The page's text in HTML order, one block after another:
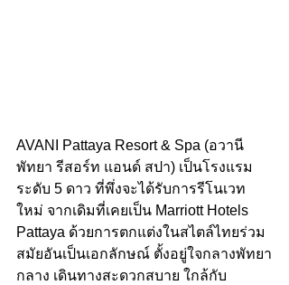
AVANI Pattaya Resort & Spa (อวานี
พัทยา รีสอร์ท แอนด์ สปา) เป็นโรงแรม
ระดับ 5 ดาว ที่พึ่งจะได้รับการรีโนเวท
ใหม่ จากเดิมที่เคยเป็น Marriott Hotels
Pattaya‎ ด้วยการตกแต่งในสไตล์ไทยร่วม
สมัยอันเป็นเอกลักษณ์ ตั้งอยู่ใจกลางพัทยา
กลาง เดินทางสะดวกสบาย ใกล้กับ